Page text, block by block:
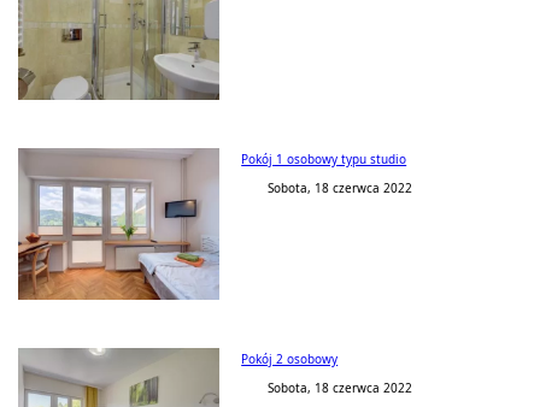
Pokój 1 osobowy typu studio
Sobota, 18 czerwca 2022
Pokój 2 osobowy
Sobota, 18 czerwca 2022